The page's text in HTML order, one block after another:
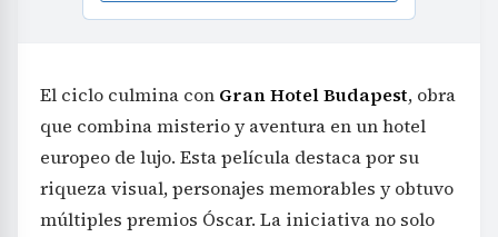
El ciclo culmina con Gran Hotel Budapest, obra
que combina misterio y aventura en un hotel
europeo de lujo. Esta película destaca por su
riqueza visual, personajes memorables y obtuvo
múltiples premios Óscar. La iniciativa no solo